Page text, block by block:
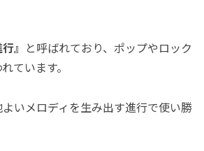
』 と呼ばれており、ポップやロック
ています。
いメロディを生み出す進行で使い勝